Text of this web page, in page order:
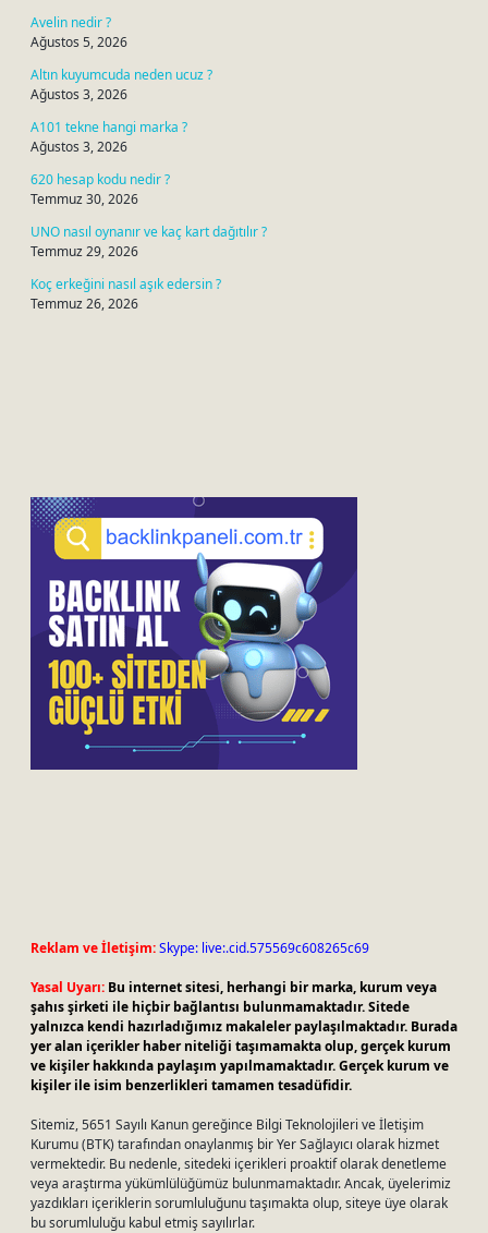
Avelin nedir ?
Ağustos 5, 2026
Altın kuyumcuda neden ucuz ?
Ağustos 3, 2026
A101 tekne hangi marka ?
Ağustos 3, 2026
620 hesap kodu nedir ?
Temmuz 30, 2026
UNO nasıl oynanır ve kaç kart dağıtılır ?
Temmuz 29, 2026
Koç erkeğini nasıl aşık edersin ?
Temmuz 26, 2026
Reklam ve İletişim:Skype: live:.cid.575569c608265c69
Yasal Uyarı: Bu internet sitesi, herhangi bir marka, kurum veya
şahıs şirketi ile hiçbir bağlantısı bulunmamaktadır. Sitede
yalnızca kendi hazırladığımız makaleler paylaşılmaktadır. Burada
yer alan içerikler haber niteliği taşımamakta olup, gerçek kurum
ve kişiler hakkında paylaşım yapılmamaktadır. Gerçek kurum ve
kişiler ile isim benzerlikleri tamamen tesadüfidir.
Sitemiz, 5651 Sayılı Kanun gereğince Bilgi Teknolojileri ve İletişim
Kurumu (BTK) tarafından onaylanmış bir Yer Sağlayıcı olarak hizmet
vermektedir. Bu nedenle, sitedeki içerikleri proaktif olarak denetleme
veya araştırma yükümlülüğümüz bulunmamaktadır. Ancak, üyelerimiz
yazdıkları içeriklerin sorumluluğunu taşımakta olup, siteye üye olarak
bu sorumluluğu kabul etmiş sayılırlar.